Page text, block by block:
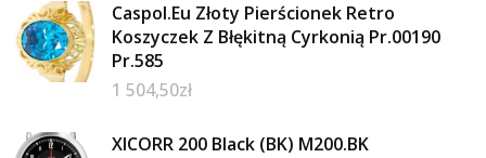
Caspol.Eu Złoty Pierścionek Retro
Koszyczek Z Błękitną Cyrkonią Pr.00190
Pr.585
1 504,50zł
XICORR 200 Black (BK) M200.BK